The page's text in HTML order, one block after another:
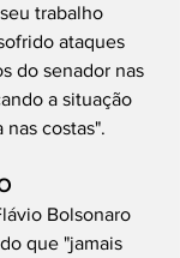
trabalho
ataques
do senador nas
a situação
costas".
Bolsonaro
que "jamais